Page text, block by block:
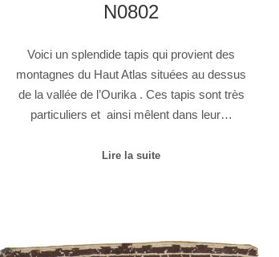
N0802
Voici un splendide tapis qui provient des
montagnes du Haut Atlas situées au dessus
de la vallée de l’Ourika . Ces tapis sont très
particuliers et ainsi mêlent dans leur…
Lire la suite